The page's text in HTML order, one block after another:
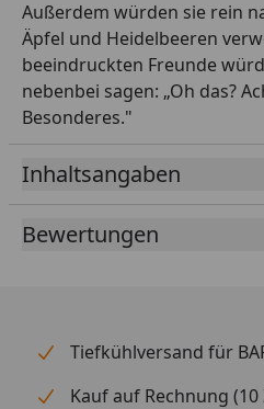
Außerdem würden sie rein
Äpfel und Heidelbeeren
beeindruckten Freunde
nebenbei sagen: „Oh das?
Besonderes."
Inhaltsangaben
Bewertungen
Tiefkühlversand für
Kauf auf Rechnung